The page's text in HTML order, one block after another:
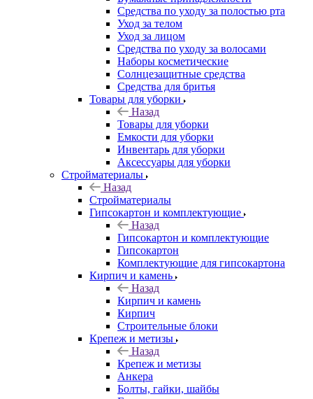
Средства по уходу за полостью рта
Уход за телом
Уход за лицом
Средства по уходу за волосами
Наборы косметические
Солнцезащитные средства
Средства для бритья
Товары для уборки
Назад
Товары для уборки
Емкости для уборки
Инвентарь для уборки
Аксессуары для уборки
Стройматериалы
Назад
Стройматериалы
Гипсокартон и комплектующие
Назад
Гипсокартон и комплектующие
Гипсокартон
Комплектующие для гипсокартона
Кирпич и камень
Назад
Кирпич и камень
Кирпич
Строительные блоки
Крепеж и метизы
Назад
Крепеж и метизы
Анкера
Болты, гайки, шайбы